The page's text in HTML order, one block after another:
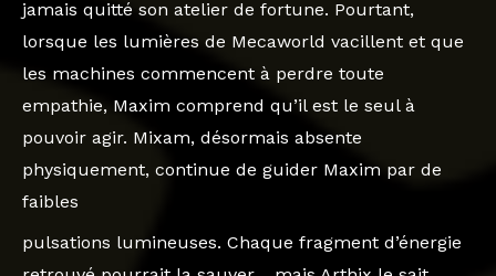
jamais quitté son atelier de fortune. Pourtant,
lorsque les lumières de Mecaworld vacillent et que
les machines commencent à perdre toute
empathie, Maxim comprend qu’il est le seul à
pouvoir agir. Mixam, désormais absente
physiquement, continue de guider Maxim par de
faibles
pulsations lumineuses. Chaque fragment d’énergie